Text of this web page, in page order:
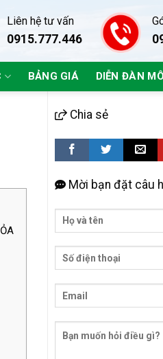
Liên hệ tư vấn
0915.777.446
BẢNG GIÁ DIỄN ĐÀN
Chia sẻ
Mời bạn đặt câu